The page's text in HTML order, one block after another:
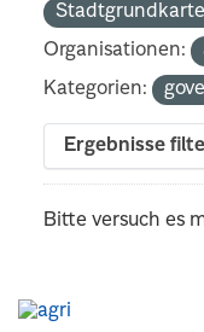
Organisationen:
Kategorien:
Ergebnisse
Bitte versuch es